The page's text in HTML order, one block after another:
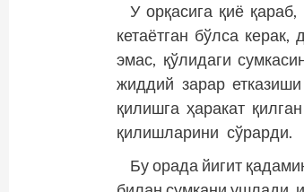
У орқасига қиё
кетаётган бўлса
эмас, қўлидаги
жиддий зарар
қилишга ҳаракат
қилишларини сўрарди.
Бу орада йигит